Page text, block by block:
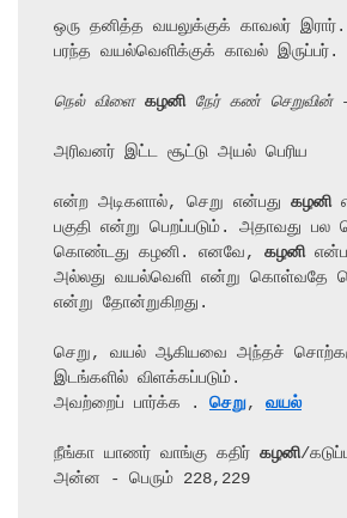
ஒரு தனித்த வயலுக்குக் காவலர்
பரந்த வயல்வெளிக்குக் காவல் இருப்பர்.
நெல் விளை கழனி நேர் கண் செறுவின்
அரிவனர் இட்ட சூட்டு அயல் பெரிய
என்ற அடிகளால், செறு என்பது கழனி
பகுதி என்று பெறப்படும். அதாவது பல
கொண்டது கழனி. எனவே, கழனி
அல்லது வயல்வெளி என்று கொள்வதே
என்று தோன்றுகிறது.
செறு, வயல் ஆகியவை அந்தச்
இடங்களில் விளக்கப்படும்.
அவற்றைப் பார்க்க . செறு, வயல்
நீங்கா யாணர் வாங்கு கதிர் கழனி/
அன்ன - பெரும் 228,229